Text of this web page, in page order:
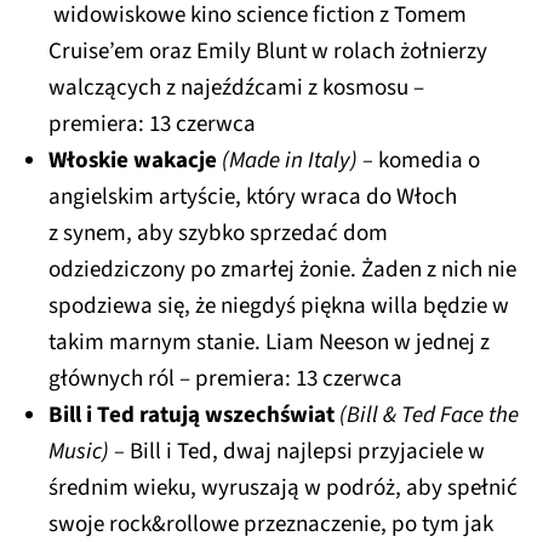
widowiskowe kino science fiction z Tomem
Cruise’em oraz Emily Blunt w rolach żołnierzy
walczących z najeźdźcami z kosmosu –
premiera: 13 czerwca
Włoskie wakacje(Made in Italy) – komedia o
angielskim artyście, który wraca do Włoch
z synem, aby szybko sprzedać dom
odziedziczony po zmarłej żonie. Żaden z nich nie
spodziewa się, że niegdyś piękna willa będzie w
takim marnym stanie. Liam Neeson w jednej z
głównych ról – premiera: 13 czerwca
Bill i Ted ratują wszechświat(Bill & Ted Face the
Music) – Bill i Ted, dwaj najlepsi przyjaciele w
średnim wieku, wyruszają w podróż, aby spełnić
swoje rock&rollowe przeznaczenie, po tym jak